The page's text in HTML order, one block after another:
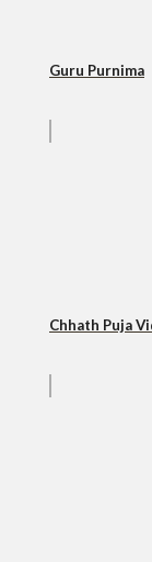
Guru Purnima
Chhath Puja